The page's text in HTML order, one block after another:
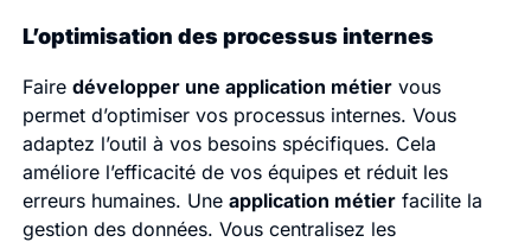
L’optimisation des processus internes
Faire développer une application métiervous
permet d’optimiser vos processus internes. Vous
adaptez l’outil à vos besoins spécifiques. Cela
améliore l’efficacité de vos équipes et réduit les
erreurs humaines. Une application métierfacilite la
gestion des données. Vous centralisez les